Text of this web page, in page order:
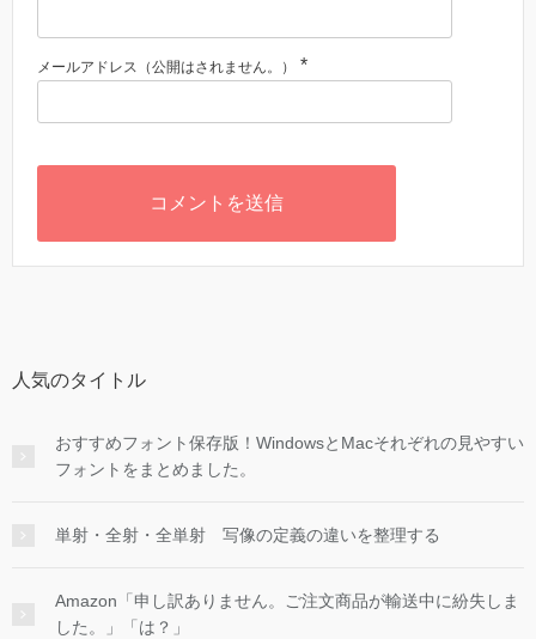
メールアドレス（公開はされません。） *
人気のタイトル
おすすめフォント保存版！WindowsとMacそれぞれの見やすい
フォントをまとめました。
単射・全射・全単射 写像の定義の違いを整理する
Amazon「申し訳ありません。ご注文商品が輸送中に紛失しま
した。」「は？」